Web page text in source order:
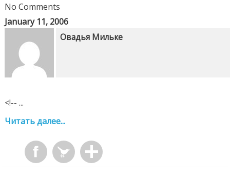
No Comments
January 11, 2006
Овадья Мильке
<!-- ...
Читать далее...